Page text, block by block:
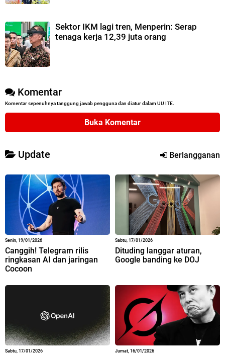
Sektor IKM lagi tren, Menperin: Serap
tenaga kerja 12,39 juta orang
Komentar
Komentar sepenuhnya tanggung jawab pengguna dan diatur dalam UU ITE.
Buka Komentar
Update Berlangganan
Senin, 19/01/2026
Canggih! Telegram rilis
ringkasan AI dan jaringan
Cocoon
Sabtu, 17/01/2026
Dituding langgar aturan,
Google banding ke DOJ
Sabtu, 17/01/2026 Jumat, 16/01/2026